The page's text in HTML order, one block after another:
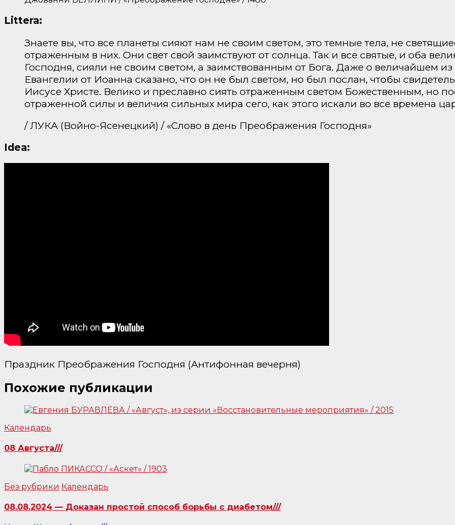
Littera:
Знаете вы, что все планеты сияют нам не своим светом, это темные тела, не
отраженным в них. Они свет свой заимствуют от солнца. Так и все святые, и оба
Господня, сияли не своим светом, а заимствованным от Бога. Даже о величайшем
Евангелии от Иоанна сказано, что он не был светом, но был послан, чтобы
Иисусе Христе. Велико и преславно сиять отраженным светом Божественным, но
отраженной силы и величия сильных мира сего, как этого искали во все времена
/ ЛУКА (Войно-Ясенецкий) / «Слово в день Преображения Господня»
Idea:
Праздник Преображения Господня (Антифонная вечерня)
Похожие публикации
Календарь
08 Августа///
Без рубрики Календарь
08.08.2024 — Доказан простой способ борьбы с диабетом///